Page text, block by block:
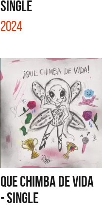
SINGLE
2024
QUE CHIMBA DE VIDA
- SINGLE